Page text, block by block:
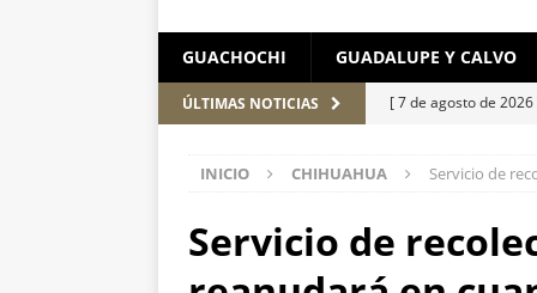
GUACHOCHI GUADALUPE Y CALVO
ÚLTIMAS NOTICIAS [ 7 de agosto de 2026
[ 7 de agosto de
INICIO CHIHUAHUA Servicio de
Servicio de